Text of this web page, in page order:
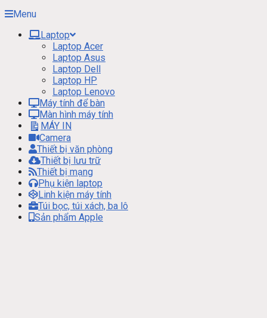
Menu
Laptop
Laptop Acer
Laptop Asus
Laptop Dell
Laptop HP
Laptop Lenovo
Máy tính để bàn
Màn hình máy tính
MÁY IN
Camera
Thiết bị văn phòng
Thiết bị lưu trữ
Thiết bị mạng
Phụ kiện laptop
Linh kiện máy tính
Túi bọc, túi xách, ba lô
Sản phẩm Apple